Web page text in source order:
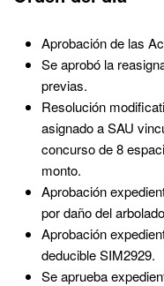
Aprobación de las
Se aprobó la
previas.
Resolución
asignado a SAU
concurso de 8
monto.
Aprobación
por daño del
Aprobación
deducible SIM2929.
Se aprueba